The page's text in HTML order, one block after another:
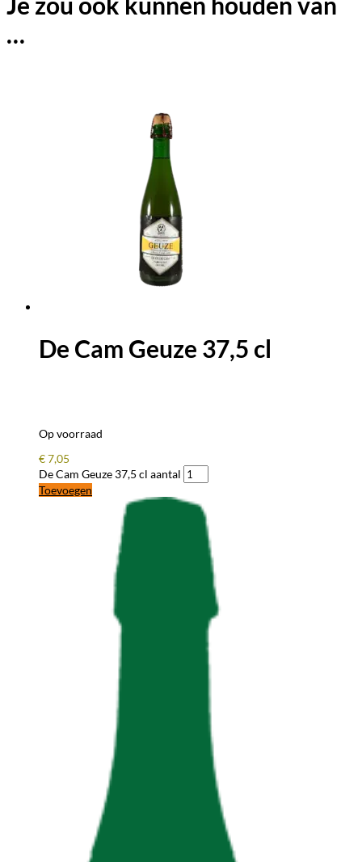
…
De Cam Geuze 37,5 cl
Op voorraad
€7,05
De Cam Geuze 37,5 cl aantal
Toevoegen